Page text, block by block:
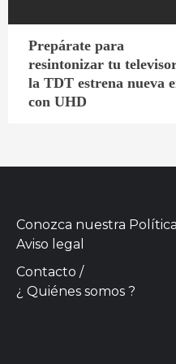
Prepárate para
resintonizar tu
la TDT estrena nueva
con UHD
Conozca nuestra
Aviso legal
Contacto /
¿ Quiénes somos ?